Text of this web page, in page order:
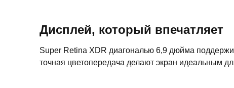
Дисплей, который впечатляет
Super Retina XDR диагональю 6,9 дюйма
точная цветопередача делают экран идеальным